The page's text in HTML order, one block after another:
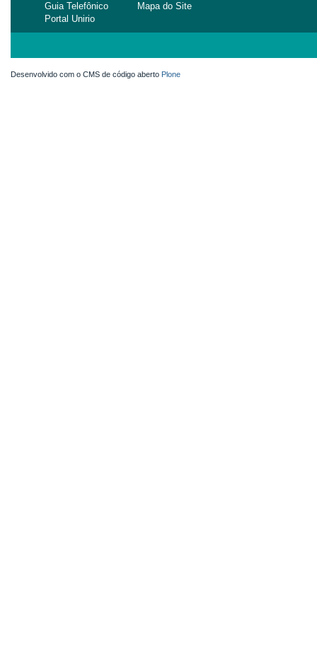
Guia Telefônico
Portal Unirio
Mapa do Site
Desenvolvido com o CMS de código aberto Plone